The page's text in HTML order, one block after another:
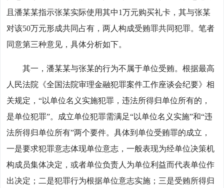
且潘某某指示张某实际使用其中1万元购买礼卡，其与张某
对该50万元形成共同占有，两人构成受贿罪共同犯罪。笔者
同意第三种意见，具体分析如下。
其一，潘某某与张某的行为不属于单位受贿。根据最高
人民法院《全国法院审理金融犯罪案件工作座谈会纪要》相
关规定，“以单位名义实施犯罪，违法所得归单位所有的，
是单位犯罪”。成立单位犯罪需满足“以单位名义实施”和“违
法所得归单位所有”两个要件。具体到单位受贿罪的成立，
一是要求犯罪意志体现单位意志，一般表现为经单位决策机
构成员集体决定，或者单位负责人为单位利益而代表单位作
出决定；二是犯罪行为根据单位意志实施；三是受贿所得归